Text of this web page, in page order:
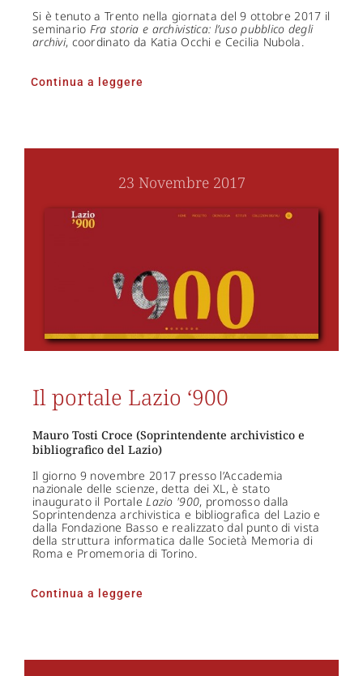
Si è tenuto a Trento nella giornata del 9 ottobre 2017 il
seminario Fra storia e archivistica: l’uso pubblico degli
archivi, coordinato da Katia Occhi e Cecilia Nubola.
Continua a leggere
23 Novembre 2017
Il portale Lazio ‘900
Mauro Tosti Croce (Soprintendente archivistico e
bibliografico del Lazio)
Il giorno 9 novembre 2017 presso l’Accademia
nazionale delle scienze, detta dei XL, è stato
inaugurato il PortaleLazio '900, promosso dalla
Soprintendenza archivistica e bibliografica del Lazio e
dalla Fondazione Basso e realizzato dal punto di vista
della struttura informatica dalle Società Memoria di
Roma e Promemoria di Torino.
Continua a leggere